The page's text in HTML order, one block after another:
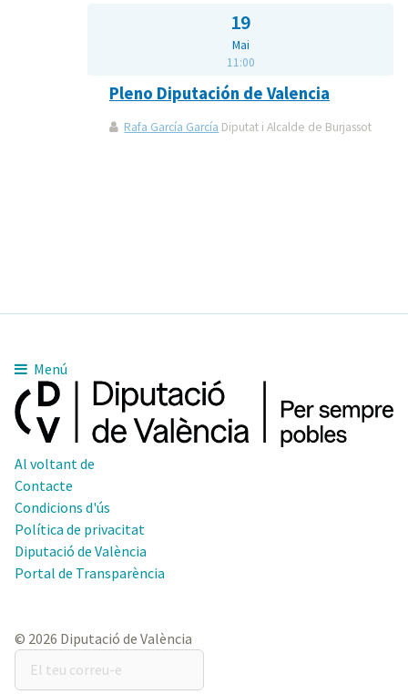
19
Mai
11:00
Pleno Diputación de Valencia
Rafa García García Diputat i Alcalde de Burjassot
Menú
Al voltant de
Contacte
Condicions d'ús
Política de privacitat
Diputació de València
Portal de Transparència
© 2026 Diputació de València
El
teu